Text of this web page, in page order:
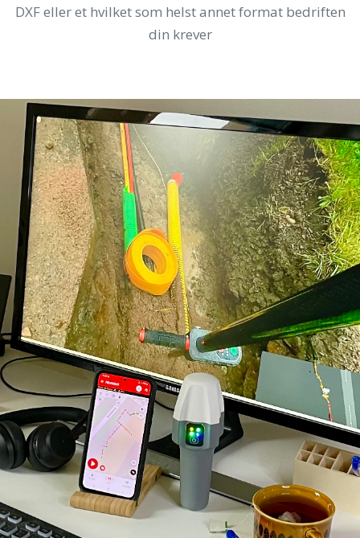
DXF eller et hvilket som helst annet format bedriften
din krever